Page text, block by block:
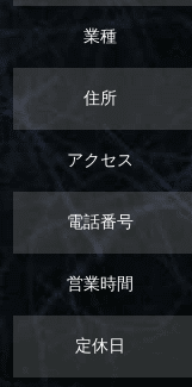
業種
住所
アクセス
電話番号
営業時間
定休日